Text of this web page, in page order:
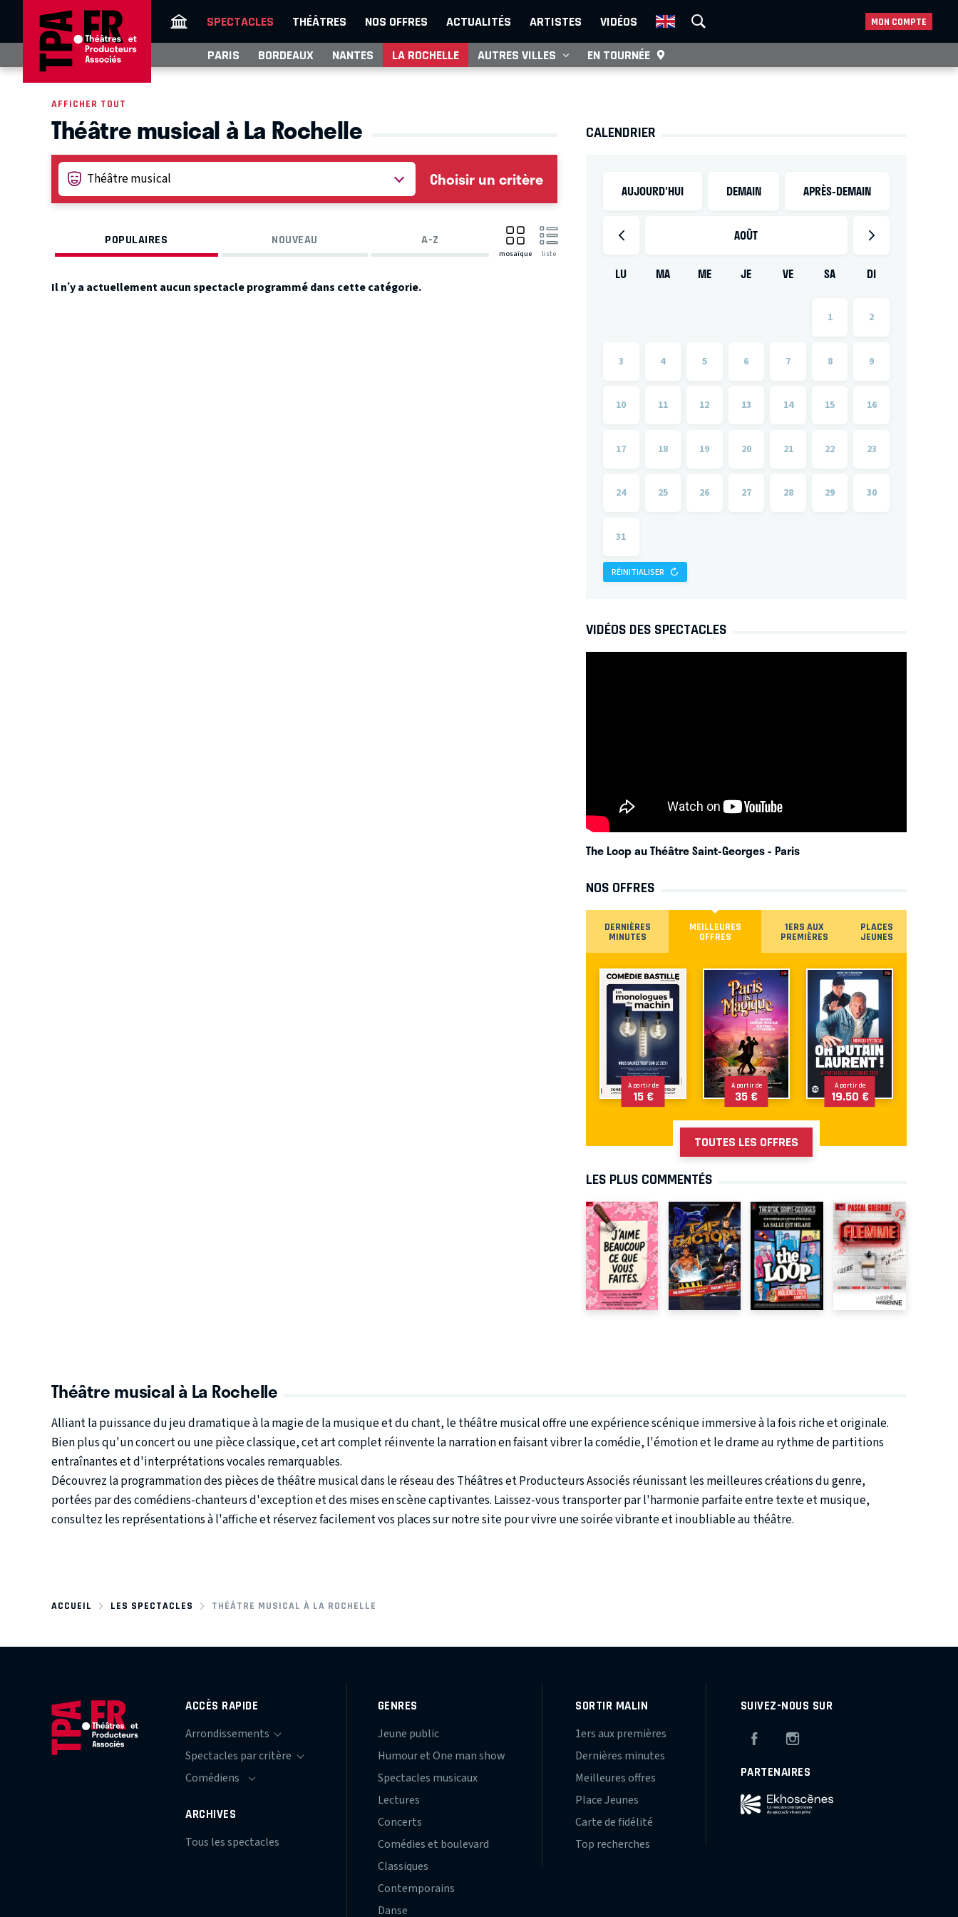
SPECTACLES THÉÂTRES NOS OFFRES ACTUALITÉS ARTISTES VIDÉOS MON COMPTE
PARIS BORDEAUX NANTES LA ROCHELLE AUTRES VILLES EN TOURNÉE
AFFICHER TOUT
Théâtre musical à La Rochelle
Choisir un critère
POPULAIRES NOUVEAU A-Z
mosaïque liste
Il n’y a actuellement aucun spectacle programmé dans cette catégorie.
CALENDRIER
AUJOURD'HUI DEMAIN APRÈS-DEMAIN
AOÛT
LU MA ME JE VE SA DI
1 2
3 4 5 6 7 8 9
10 11 12 13 14 15 16
17 18 19 20 21 22 23
24 25 26 27 28 29 30
31
RÉINITIALISER
VIDÉOS DES SPECTACLES
The Loop au Théâtre Saint-Georges- Paris
NOS OFFRES
DERNIÈRES
MINUTES
MEILLEURES
OFFRES
1ERS AUX
PREMIÈRES
PLACES
JEUNES
À partir de
15 €
À partir de
35 €
À partir de
19.50 €
TOUTES LES OFFRES
LES PLUS COMMENTÉS
Théâtre musical à La Rochelle
Alliant la puissance du jeu dramatique à la magie de la musique et du chant, le théâtre musical offre une expérience scénique immersive à la fois riche et originale.
Bien plus qu'un concert ou une pièce classique, cet art complet réinvente la narration en faisant vibrer la comédie, l'émotion et le drame au rythme de partitions
entraînantes et d'interprétations vocales remarquables.
Découvrez la programmation des pièces de théâtre musical dans le réseau des Théâtres et Producteurs Associés réunissant les meilleures créations du genre,
portées par des comédiens-chanteurs d'exception et des mises en scène captivantes. Laissez-vous transporter par l'harmonie parfaite entre texte et musique,
consultez les représentations à l'affiche et réservez facilement vos places sur notre site pour vivre une soirée vibrante et inoubliable au théâtre.
ACCUEIL LES SPECTACLES THÉÂTRE MUSICAL À LA ROCHELLE
ACCÈS RAPIDE
ARCHIVES
Tous les spectacles
GENRES
Jeune public
Humour et One man show
Spectacles musicaux
Lectures
Concerts
Comédies et boulevard
Classiques
Contemporains
Danse
SORTIR MALIN
1ers aux premières
Dernières minutes
Meilleures offres
Place Jeunes
Carte de fidélité
Top recherches
SUIVEZ-NOUS SUR
Facebook
PARTENAIRES